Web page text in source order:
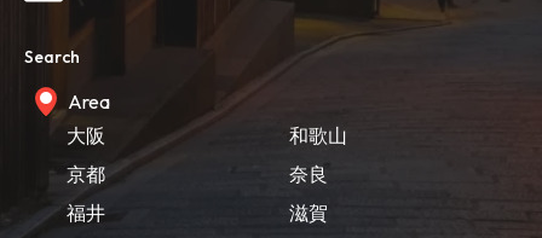
Search
Area
大阪
京都
福井
和歌山
奈良
滋賀